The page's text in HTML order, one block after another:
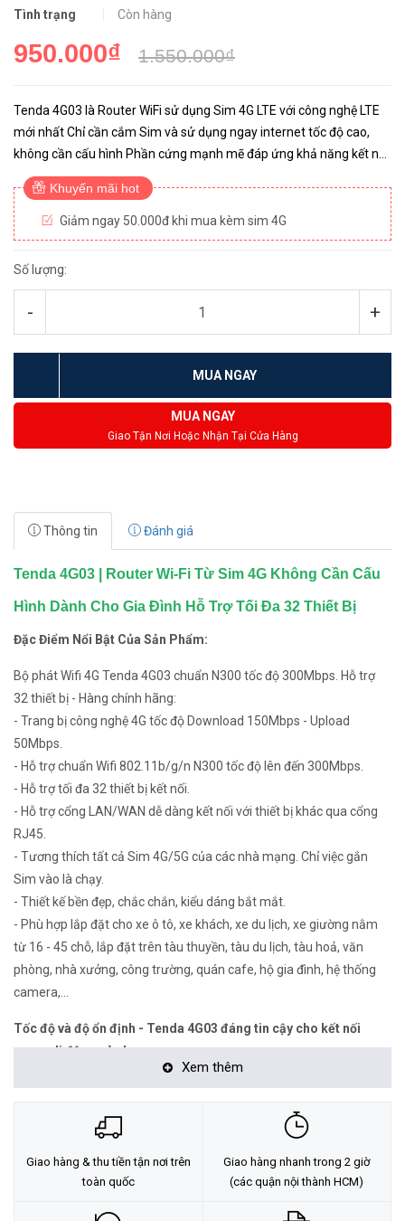
Tình trạng
Còn hàng
950.000₫ 1.550.000₫
Tenda 4G03 là Router WiFi sử dụng Sim 4G LTE với công nghệ LTE
mới nhất Chỉ cần cắm Sim và sử dụng ngay internet tốc độ cao,
không cần cấu hình Phần cứng mạnh mẽ đáp ứng khả năng kết nối
đến 32 thiết bị
Khuyến mãi hot
Giảm ngay 50.000đ khi mua kèm sim 4G
Số lượng:
- +
MUA NGAY
MUA NGAY
Giao Tận Nơi Hoặc Nhận Tại Cửa Hàng
Thông tin Đánh giá
Tenda 4G03 | Router Wi-Fi Từ Sim 4G Không Cần Cấu
Hình Dành Cho Gia Đình Hỗ Trợ Tối Đa 32 Thiết Bị
Đặc Điểm Nổi Bật Của Sản Phẩm:
Bộ phát Wifi 4G Tenda 4G03 chuẩn N300 tốc độ 300Mbps. Hỗ trợ
32 thiết bị - Hàng chính hãng:
- Trang bị công nghệ 4G tốc độ Download 150Mbps - Upload
50Mbps.
- Hỗ trợ chuẩn Wifi 802.11b/g/n N300 tốc độ lên đến 300Mbps.
- Hỗ trợ tối đa 32 thiết bị kết nối.
- Hỗ trợ cổng LAN/WAN dễ dàng kết nối với thiết bị khác qua cổng
RJ45.
- Tương thích tất cả Sim 4G/5G của các nhà mạng. Chỉ việc gắn
Sim vào là chạy.
- Thiết kế bền đẹp, chắc chắn, kiểu dáng bắt mắt.
- Phù hợp lắp đặt cho xe ô tô, xe khách, xe du lịch, xe giường nằm
từ 16 - 45 chỗ, lắp đặt trên tàu thuyền, tàu du lịch, tàu hoả, văn
phòng, nhà xưởng, công trường, quán cafe, hộ gia đình, hệ thống
camera,...
Tốc độ và độ ổn định - Tenda 4G03 đáng tin cậy cho kết nối
mạng di động của bạn
Xem thêm
Giao hàng & thu tiền tận nơi trên
toàn quốc
Giao hàng nhanh trong 2 giờ
(các quận nội thành HCM)